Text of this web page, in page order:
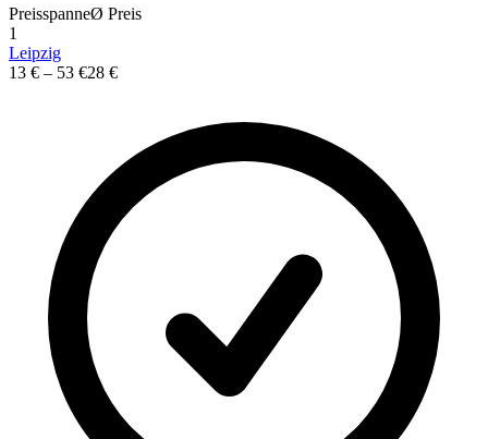
PreisspanneØ Preis
1
Leipzig
13 € – 53 €28 €